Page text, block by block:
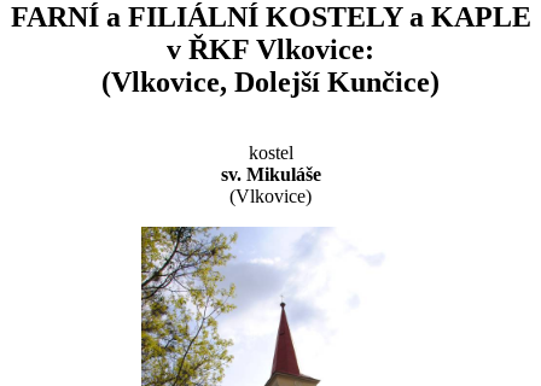
FARNÍ a FILIÁLNÍ KOSTELY a KAPLE
v ŘKF Vlkovice:
(Vlkovice, Dolejší Kunčice)
kostel
sv. Mikuláše
(Vlkovice)